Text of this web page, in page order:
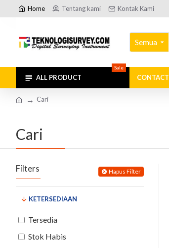
Home Tentang kami Kontak Kami
Semua
ALL PRODUCT
Sale
CONTACT
Cari
Cari
Filters Hapus Filter
KETERSEDIAAN
Tersedia
Stok Habis